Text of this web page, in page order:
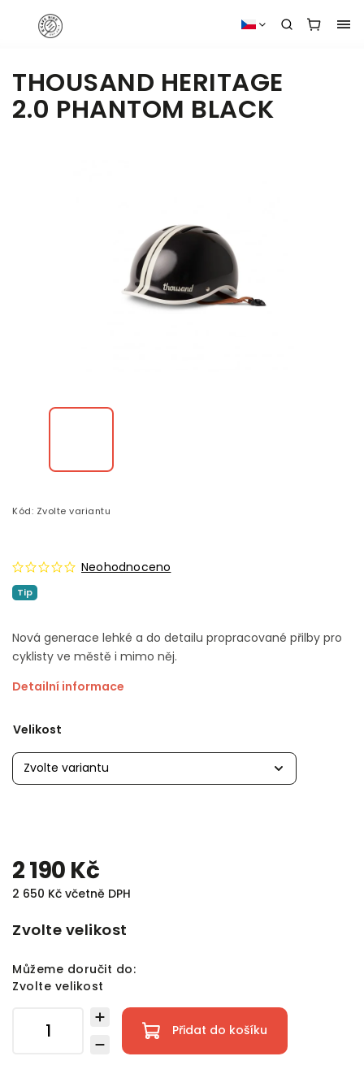
THOUSAND HERITAGE
2.0 PHANTOM BLACK
Kód: Zvolte variantu
Tip
Neohodnoceno
Nová generace lehké a do detailu propracované přilby pro
cyklisty ve městě i mimo něj.
Detailní informace
Velikost
2 190 Kč
2 650 Kč včetně DPH
Zvolte velikost
Můžeme doručit do:
Zvolte velikost
Přidat do košíku